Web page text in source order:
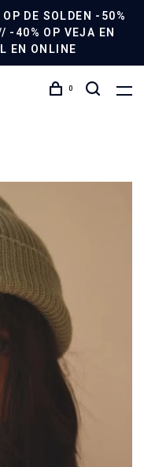
DE SOLDEN -50%
-40% OP VEJA EN
EN ONLINE
0